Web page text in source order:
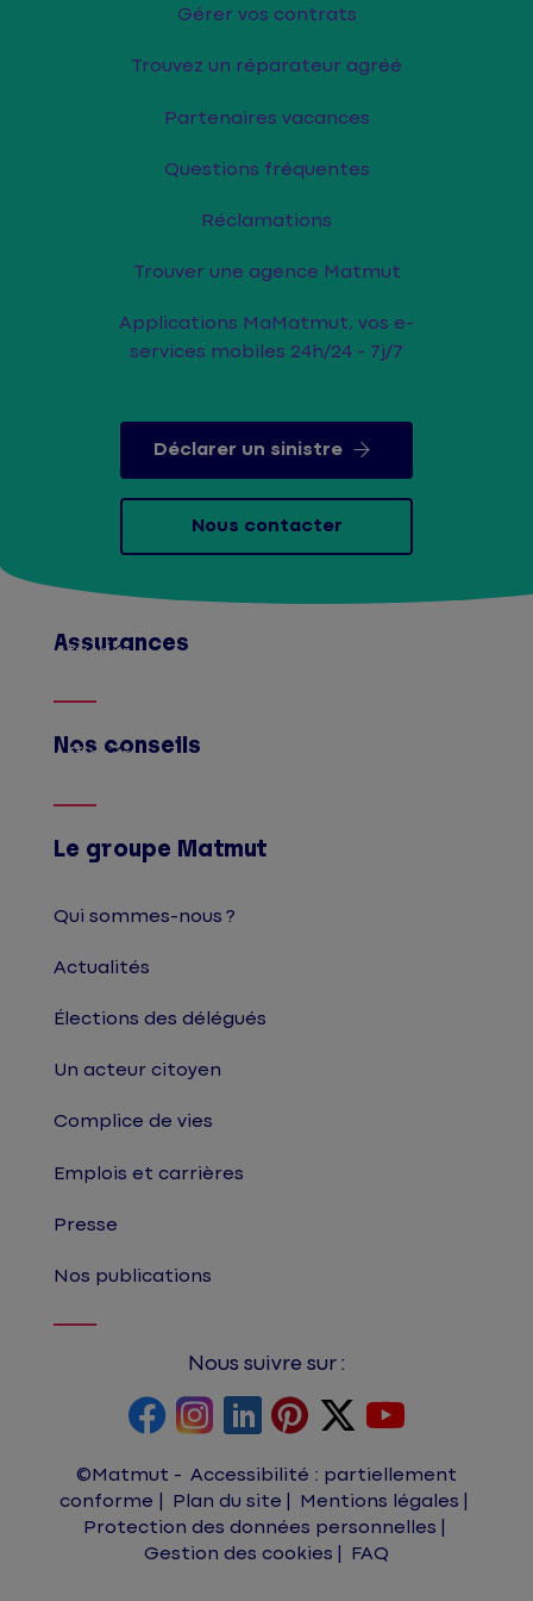
Gérer vos contrats
Trouvez un réparateur agréé
Partenaires vacances
Questions fréquentes
Réclamations
Trouver une agence Matmut
Applications MaMatmut, vos e-
services mobiles 24h/24 - 7j/7
Déclarer un sinistre
Nous contacter
Assurances
Afficher
Nos conseils
Afficher
Le groupe Matmut
Qui sommes-nous ?
Actualités
Élections des délégués
Un acteur citoyen
Complice de vies
Emplois et carrières
Presse
Nos publications
Nous suivre sur :
©Matmut
Accessibilité : partiellement
conforme
Plan du site
Mentions légales
Protection des données personnelles
Gestion des cookies
FAQ